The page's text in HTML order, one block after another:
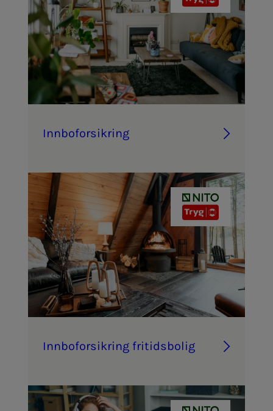
Inn­­­bo­­­for­­­sik­ring
Inn­­­bo­­­for­­­sik­ring fri­­­tids­­­bo­­­lig